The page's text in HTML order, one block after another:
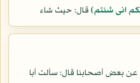
انى شئتم) قال: حيث شاء
بعض أصحابنا قال: سألت أبا